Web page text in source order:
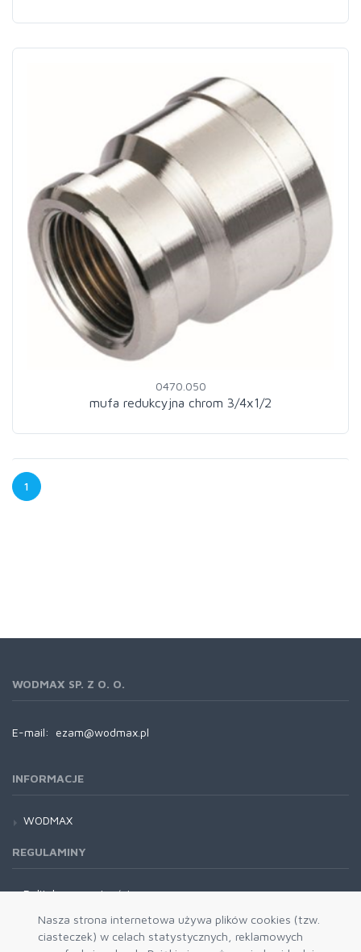
Nasza strona internetowa używa plików cookies (tzw.
ciasteczek) w celach statystycznych, reklamowych
0470.050
mufa redukcyjna chrom 3/4x1/2
1
WODMAX SP. Z O. O.
E-mail: ezam@wodmax.pl
INFORMACJE
WODMAX
REGULAMINY
Polityka prywatności
Regulamin